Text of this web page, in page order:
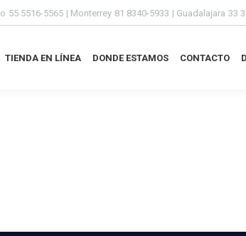
o 55 5516-5565 | Monterrey 81 8340-5933 | Guadalajara 33
TIENDA EN LÍNEA DONDE ESTAMOS CONTACTO